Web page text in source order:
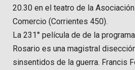
20.30 en el teatro de la
Comercio (Corrientes 450).
La 231° película de de la
Rosario es una magistral
sinsentidos de la guerra. Francis